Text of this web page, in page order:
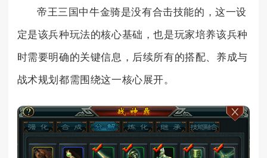
帝王三国中牛金骑是没有合击技能的，这一设
定是该兵种玩法的核心基础，也是玩家培养该兵种
时需要明确的关键信息，后续所有的搭配、养成与
战术规划都需围绕这一核心展开。